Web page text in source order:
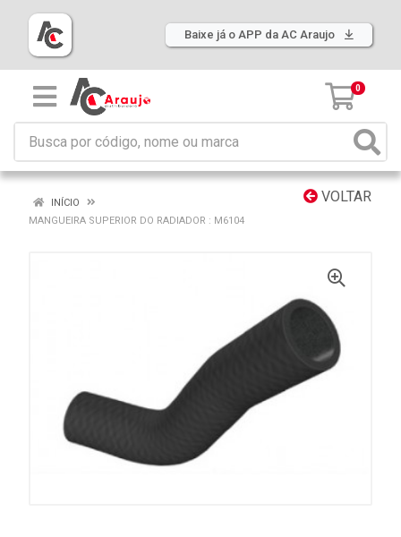
Baixe já o APP da AC Araujo
0
VOLTAR
INÍCIO
MANGUEIRA SUPERIOR DO RADIADOR : M6104